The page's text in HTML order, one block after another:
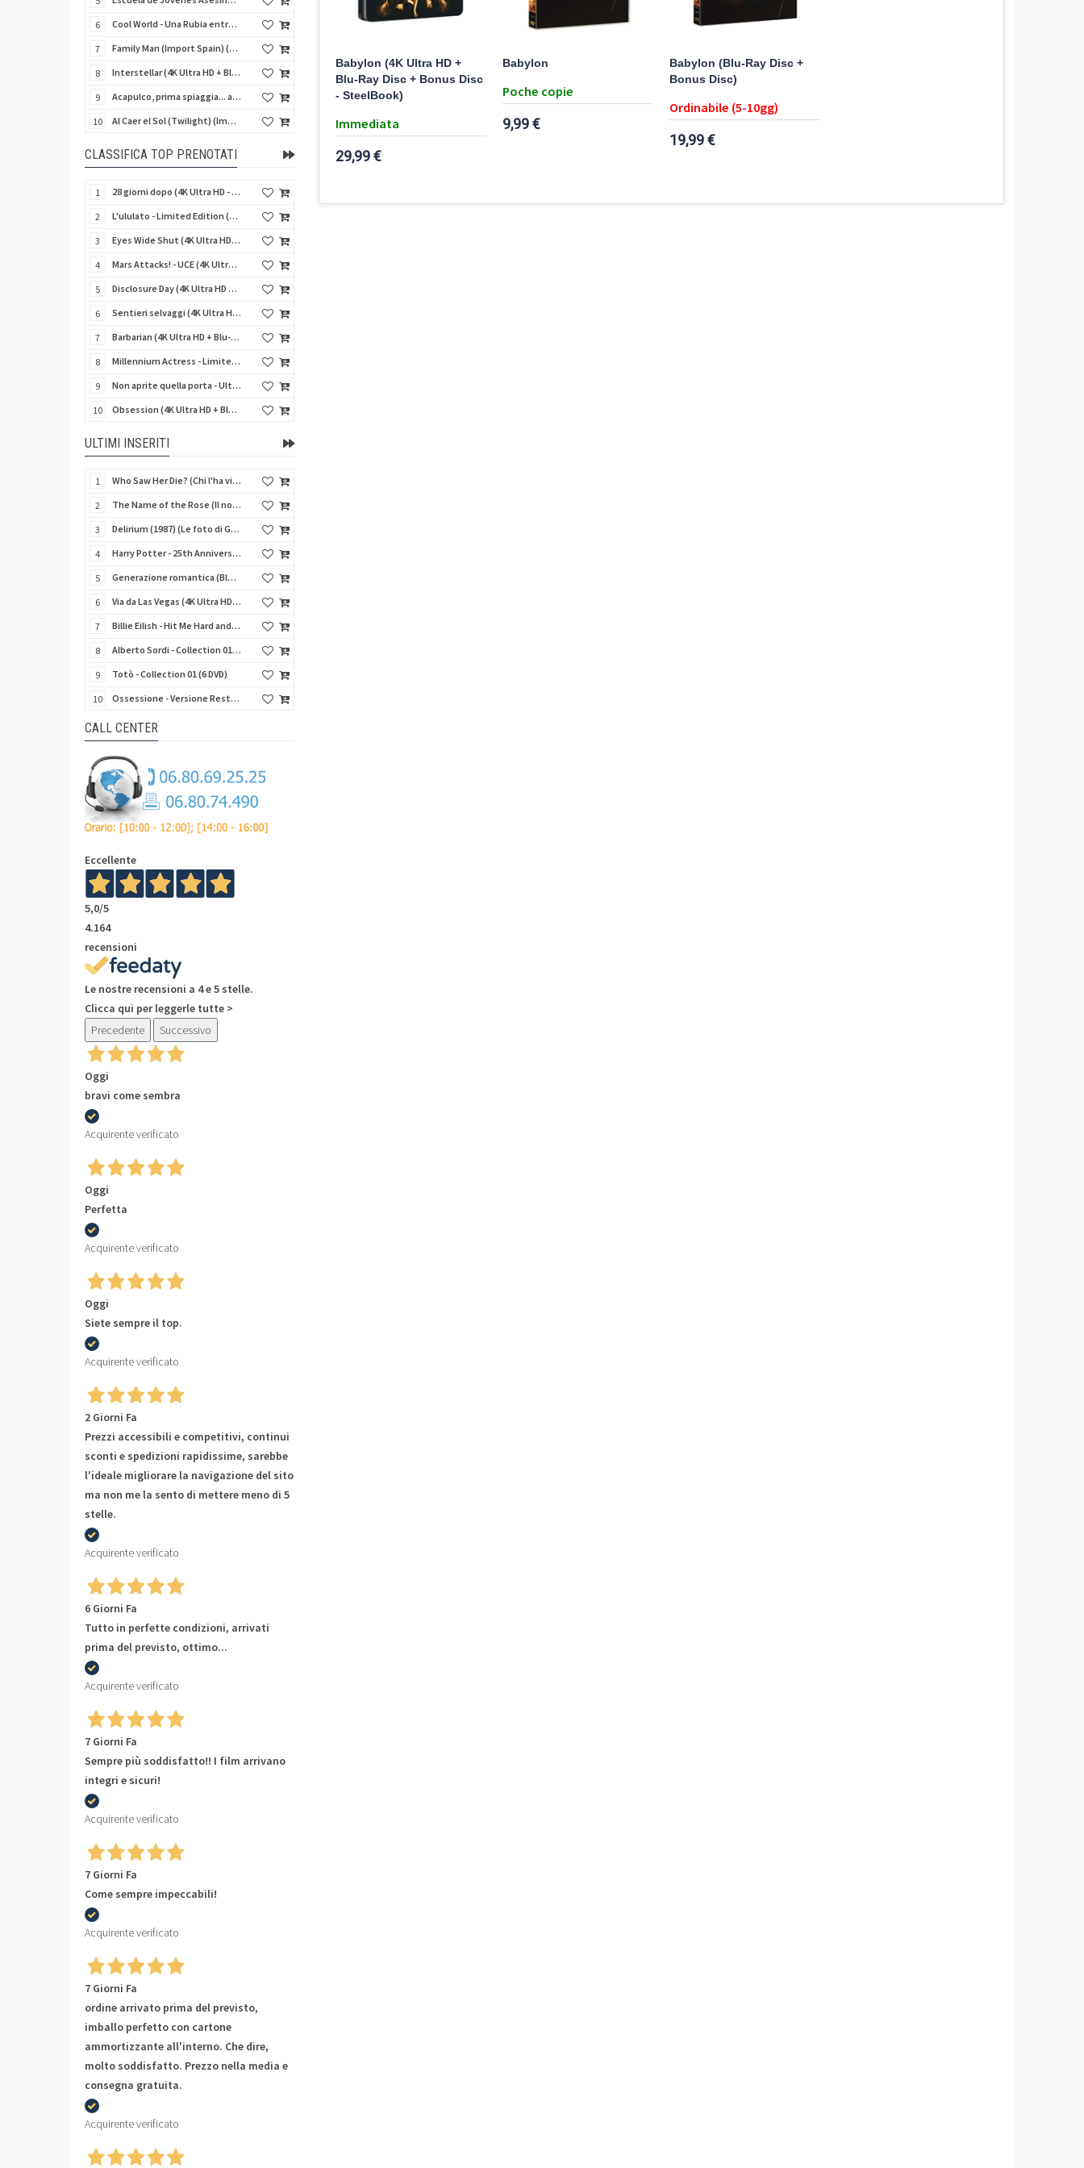
Babylon (4K Ultra HD +
Blu-Ray Disc + Bonus Disc
- SteelBook)
Immediata
29,99 €
Babylon
Poche copie
9,99 €
Babylon (Blu-Ray Disc +
Bonus Disc)
Ordinabile (5-10gg)
19,99 €
6 Cool World - Una Rubia entre Dos Mundos (Fuga dal mondo dei sogni) (Import Spain) (Blu-Ray Disc)
7 Family Man (Import Spain) (Blu-Ray Disc)
8 Interstellar (4K Ultra HD + Blu-Ray Disc + Bonus Disc - SteelBook)
9 Acapulco, prima spiaggia... a sinistra (Italian Cult Collection # 003) (Blu-Ray Disc)
10 Al Caer el Sol (Twilight) (Import Spain) (Blu-Ray Disc)
CLASSIFICA TOP PRENOTATI
1 28 giorni dopo (4K Ultra HD - SteelBook)
2 L'ululato - Limited Edition (4K Ultra HD + Blu-Ray Disc + CD + Booklet + Card)
3 Eyes Wide Shut (4K Ultra HD + Blu-Ray Disc - SteelBook)
4 Mars Attacks! - UCE (4K Ultra HD + Blu-Ray Disc - SteelBook)
5 Disclosure Day (4K Ultra HD + Blu-Ray Disc - SteelBook)
6 Sentieri selvaggi (4K Ultra HD + Blu-Ray Disc - SteelBook)
7 Barbarian (4K Ultra HD + Blu-Ray Disc - SteelBook)
8 Millennium Actress - Limited Edition (4K Ultra HD + Blu-Ray Disc + Booklet)
9 Non aprite quella porta - Ultimate Edition (4K Ultra HD + 3 Blu-Ray Disc + 2 Bonus Disc + Booklet)
10 Obsession (4K Ultra HD + Blu-Ray Disc)
ULTIMI INSERITI
1 Who Saw Her Die? (Chi l'ha vista morire?) - Limited Edition (Import UK) (Blu-Ray Disc)
2 The Name of the Rose (Il nome della rosa) (Import UK) (4K Ultra HD + Blu-Ray Disc) (NO AUDIO ITA)
3 Delirium (1987) (Le foto di Gioia) (Import UK) (4K Ultra HD + Blu-Ray Disc)
4 Harry Potter - 25th Anniversary Library Case (8 4K Ultra HD + 8 Blu-Ray Disc + Card - SteelBook)
5 Generazione romantica (Blu-Ray Disc)
6 Via da Las Vegas (4K Ultra HD + Blu-Ray Disc)
7 Billie Eilish - Hit Me Hard and Soft The Tour (Import UK) (Blu-Ray Disc) (NO AUDIO ITA)
8 Alberto Sordi - Collection 01 (6 DVD)
9 Totò - Collection 01 (6 DVD)
10 Ossessione - Versione Restaurata 4K
CALL CENTER
Eccellente
5,0/5
4.164
recensioni
Le nostre recensioni a 4 e 5 stelle.
Clicca qui per leggerle tutte >
Precedente
Successivo
Oggi
bravi come sembra
Acquirente verificato
Oggi
Perfetta
Acquirente verificato
Oggi
Siete sempre il top.
Acquirente verificato
2 Giorni Fa
Prezzi accessibili e competitivi, continui
sconti e spedizioni rapidissime, sarebbe
l'ideale migliorare la navigazione del sito
ma non me la sento di mettere meno di 5
stelle.
Acquirente verificato
6 Giorni Fa
Tutto in perfette condizioni, arrivati
prima del previsto, ottimo...
Acquirente verificato
7 Giorni Fa
Sempre più soddisfatto!! I film arrivano
integri e sicuri!
Acquirente verificato
7 Giorni Fa
Come sempre impeccabili!
Acquirente verificato
7 Giorni Fa
ordine arrivato prima del previsto,
imballo perfetto con cartone
ammortizzante all'interno. Che dire,
molto soddisfatto. Prezzo nella media e
consegna gratuita.
Acquirente verificato